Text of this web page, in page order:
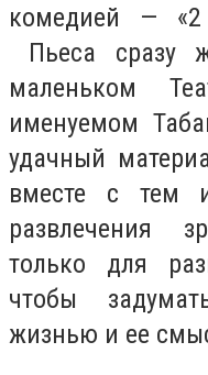
комедией — «2
Пьеса сразу
маленьком
именуемом
удачный
вместе с тем
развлечения
только для
чтобы
жизнью и ее